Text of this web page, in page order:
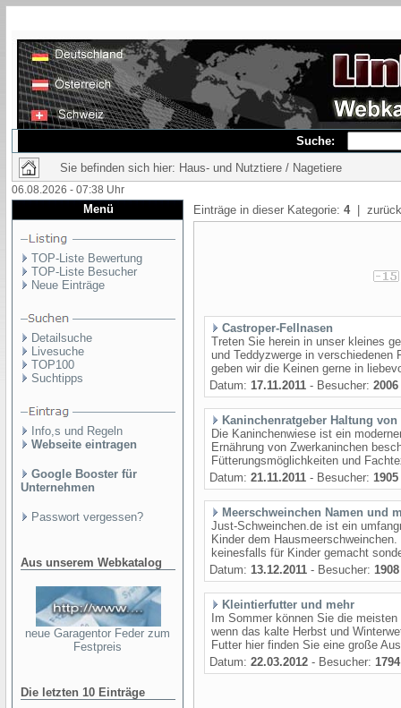
Suche:
Sie befinden sich hier: Haus- und Nutztiere / Nagetiere
06.08.2026 - 07:38 Uhr
Menü
TOP-Liste Bewertung
TOP-Liste Besucher
Neue Einträge
Detailsuche
Livesuche
TOP100
Suchtipps
Info,s und Regeln
Webseite eintragen
Google Booster für
Unternehmen
Passwort vergessen?
Aus unserem Webkatalog
neue Garagentor Feder zum
Festpreis
Die letzten 10 Einträge
Einträge in dieser Kategorie: 4|
Castroper-Fellnasen
Treten Sie herein in unser kleines
und Teddyzwerge in verschiedenen
geben wir die Keinen gerne in
Datum: 17.11.2011 - Besucher: 2006
Kaninchenratgeber Haltung
Die Kaninchenwiese ist ein
Ernährung von Zwerkaninchen
Fütterungsmöglichkeiten und
Datum: 21.11.2011 - Besucher: 1905
Meerschweinchen Namen und
Just-Schweinchen.de ist ein
Kinder dem
keinesfalls für Kinder gemacht
Datum: 13.12.2011 - Besucher: 1908
Kleintierfutter und mehr
Im Sommer können Sie die
wenn das kalte Herbst und
Futter hier finden Sie eine große
Datum: 22.03.2012 - Besucher: 1794